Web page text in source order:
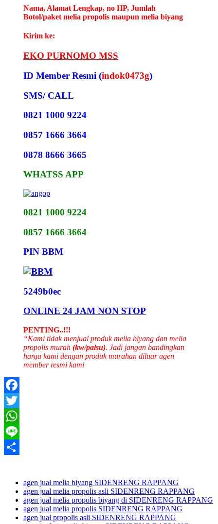
Nama, Alamat Lengkap, no HP, Jumlah
Botol/paket melia propolis maupun melia biyang
Kirim ke:
EKO PURNOMO MSS
ID Member Resmi (indok0473g)
SMS/ CALL
0821 1000 9224
0857 1666 3664
0878 8666 3665
WHATSS APP
0821 1000 9224
0857 1666 3664
PIN BBM
5249b0ec
ONLINE 24 JAM NON STOP
PENTING..!!!
“Kami tidak menjual produk melia biyang dan melia
propolis murah (kw/palsu). Jadi jangan bandingkan
harga kami dengan produk murahan diluar agen
member resmi kami
Facebook
Twitter
WhatsApp
Line
agen jual melia biyang SIDENRENG RAPPANG
agen jual melia propolis asli SIDENRENG RAPPANG
agen jual melia propolis biyang di SIDENRENG RAPPANG
agen jual melia propolis SIDENRENG RAPPANG
agen jual propolis asli SIDENRENG RAPPANG